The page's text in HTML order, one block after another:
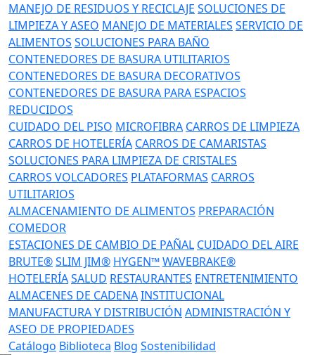
MANEJO DE RESIDUOS Y RECICLAJE SOLUCIONES DE
LIMPIEZA Y ASEO MANEJO DE MATERIALES SERVICIO DE
ALIMENTOS SOLUCIONES PARA BAÑO
CONTENEDORES DE BASURA UTILITARIOS
CONTENEDORES DE BASURA DECORATIVOS
CONTENEDORES DE BASURA PARA ESPACIOS
REDUCIDOS
CUIDADO DEL PISO MICROFIBRA CARROS DE LIMPIEZA
CARROS DE HOTELERÍA CARROS DE CAMARISTAS
SOLUCIONES PARA LIMPIEZA DE CRISTALES
CARROS VOLCADORES PLATAFORMAS CARROS
UTILITARIOS
ALMACENAMIENTO DE ALIMENTOS PREPARACIÓN
COMEDOR
ESTACIONES DE CAMBIO DE PAÑAL CUIDADO DEL AIRE
BRUTE®SLIM JIM® HYGEN™WAVEBRAKE®
HOTELERÍASALUD RESTAURANTES ENTRETENIMIENTO
ALMACENES DE CADENAINSTITUCIONAL
MANUFACTURA Y DISTRIBUCIÓN ADMINISTRACIÓN Y
ASEO DE PROPIEDADES
Catálogo Biblioteca Blog Sostenibilidad